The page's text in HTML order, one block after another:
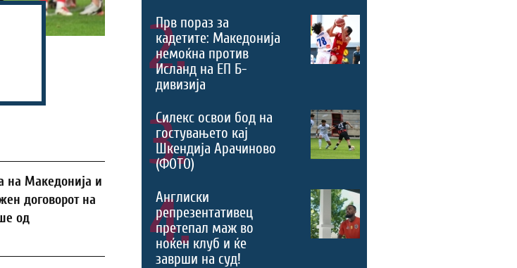
на Македонија и
договорот на
од
2.
Прв пораз за
кадетите: Македонија
немоќна против
Исланд на ЕП Б-
дивизија
3.
Силекс освои бод на
гостувањето кај
Шкендија Арачиново
(ФОТО)
4.
Англиски
репрезентативец
претепал маж во
ноќен клуб и ќе
заврши на суд!